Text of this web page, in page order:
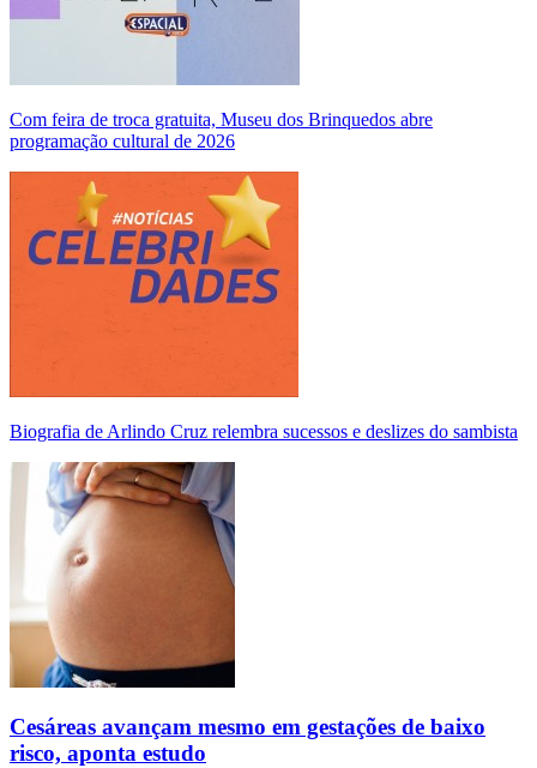
Com feira de troca gratuita, Museu dos Brinquedos abre
programação cultural de 2026
Biografia de Arlindo Cruz relembra sucessos e deslizes do sambista
Cesáreas avançam mesmo em gestações de baixo
risco, aponta estudo